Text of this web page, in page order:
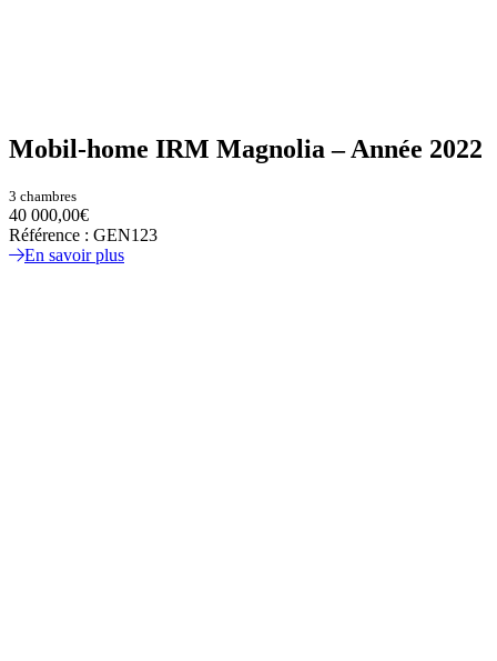
Mobil-home IRM Magnolia – Année 2022
3 chambres
40 000,00€
Référence : GEN123
En savoir plus